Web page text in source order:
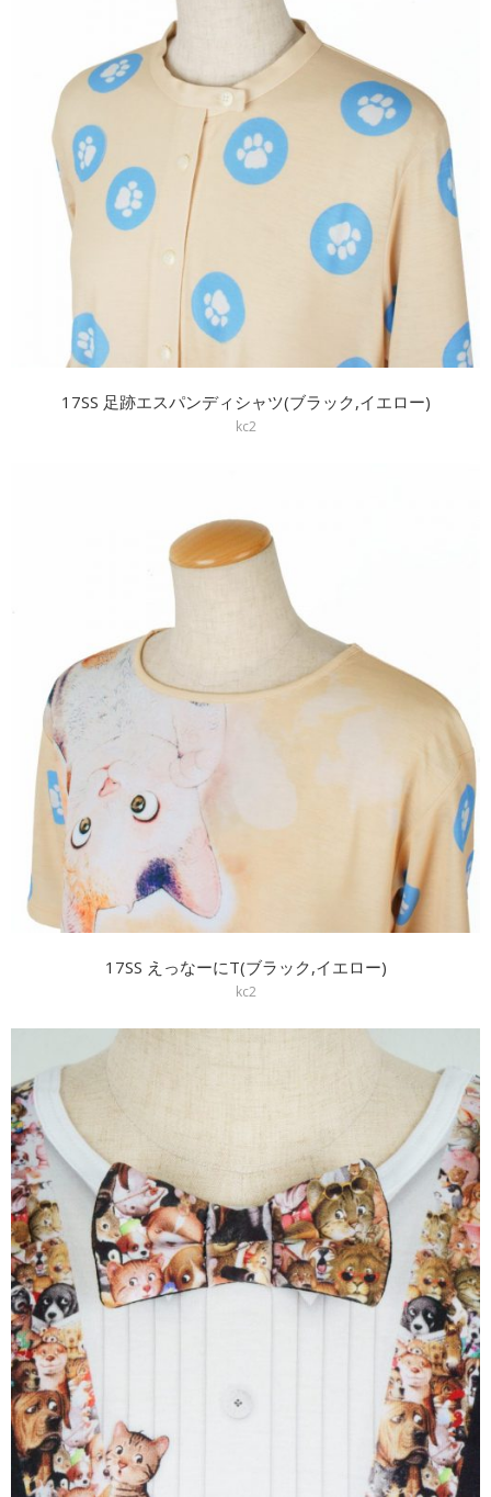
17SS 足跡エスパンディシャツ(ブラック,イエロー)
kc2
17SS えっなーにT(ブラック,イエロー)
kc2